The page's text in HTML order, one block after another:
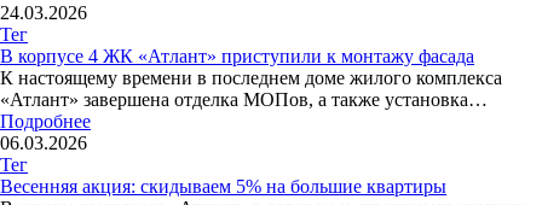
24.03.2026
Тег
В корпусе 4 ЖК «Атлант» приступили к монтажу фасада
К настоящему времени в последнем доме жилого комплекса
«Атлант» завершена отделка МОПов, а также установка…
Подробнее
06.03.2026
Тег
Весенняя акция: скидываем 5% на большие квартиры